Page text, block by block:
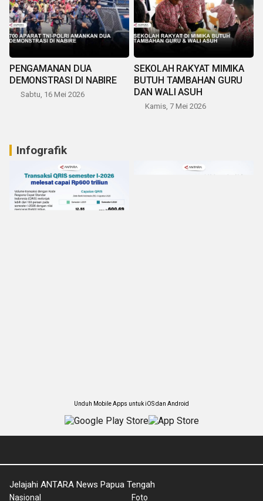
PENGAMANAN DUA
DEMONSTRASI DI NABIRE
Sabtu, 16 Mei 2026
SEKOLAH RAKYAT MIMIKA
BUTUH TAMBAHAN GURU
DAN WALI ASUH
Kamis, 7 Mei 2026
Infografik
Unduh Mobile Apps untuk iOS dan Android
Jelajahi ANTARA News Papua Tengah
Nasional Foto